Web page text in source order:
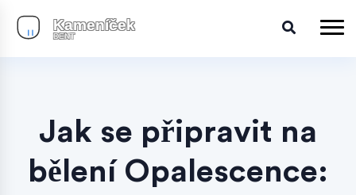
Jak se připravit na
bělení Opalescence: